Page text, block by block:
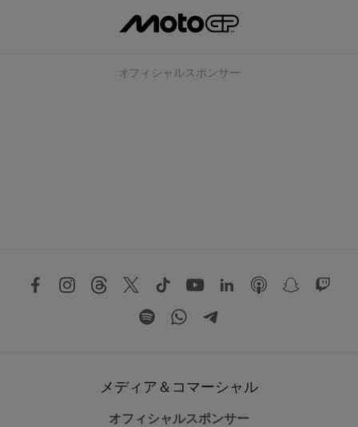
オフィシャルスポンサー
メディア＆コマーシャル
オフィシャルスポンサー